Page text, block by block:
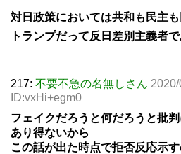
対日政策においては共和も民主も
トランプだって反日差別主義者
217: 不要不急の名無しさん
ID:vxHi+egm0
フェイクだろうと何だろうと批
あり得ないから
この話が出た時点で拒否反応示